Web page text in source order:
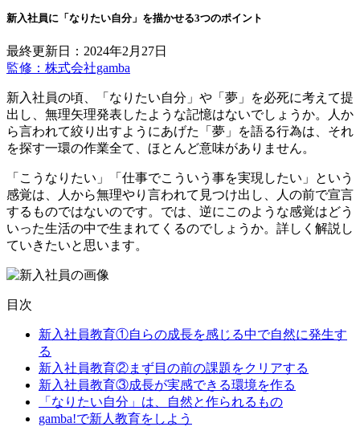
新入社員に「なりたい自分」を描かせる3つのポイント
最終更新日：2024年2月27日
監修：株式会社gamba
新入社員の頃、「なりたい自分」や「夢」を必死に考えて提
出し、無理矢理発表したような記憶はないでしょうか。人か
ら言われて絞り出すようにあげた「夢」を語る行為は、それ
を探す一環の作業全て、ほとんど意味がありません。
「こうなりたい」「仕事でこういう事を実現したい」という
感覚は、人から無理やり言われて見つけ出し、人の前で宣言
するものではないのです。では、逆にこのような感覚はどう
いった生活の中で生まれてくるのでしょうか。詳しく解説し
ていきたいと思います。
目次
新入社員教育①自らの成長を感じる中で自然に発生す
る
新入社員教育②まず目の前の課題をクリアする
新入社員教育③成長が実感できる環境を作る
「なりたい自分」は、自然と作られるもの
gamba!で新人教育をしよう